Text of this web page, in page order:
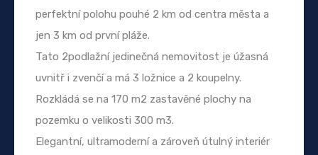
perfektní polohu pouhé 2 km od centra města a
jen 3 km od první pláže.
Tato 2podlažní jedinečná nemovitost je úžasná
uvnitř i zvenčí a má 3 ložnice a 2 koupelny.
Rozkládá se na 170 m2 zastavěné plochy na
pozemku o velikosti 300 m3.
Elegantní, ultramoderní a zároveň útulný interiér